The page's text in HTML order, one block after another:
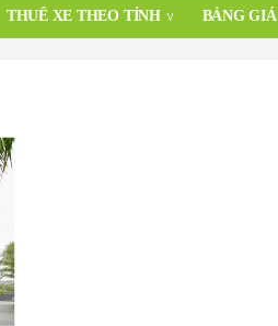
THUÊ XE THEO TỈNH BẢNG GIÁ